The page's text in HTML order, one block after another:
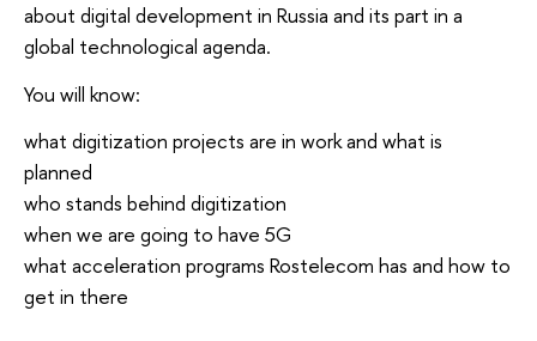
about digital development in Russia and its part in a
global technological agenda.
You will know:
what digitization projects are in work and what is
planned
who stands behind digitization
when we are going to have 5G
what acceleration programs Rostelecom has and how to
get in there